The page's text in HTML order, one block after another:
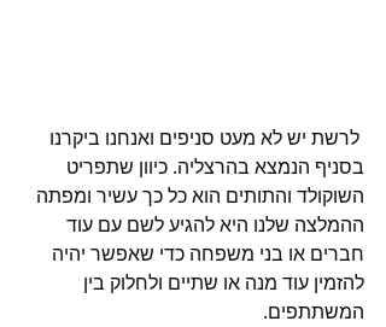
לרשת יש לא מעט סניפים ואנחנו ביקרנו
בסניף הנמצא בהרצליה. כיוון שתפריט
השוקולד והתותים הוא כל כך עשיר ומפתה
ההמלצה שלנו היא להגיע לשם עם עוד
חברים או בני משפחה כדי שאפשר יהיה
להזמין עוד מנה או שתיים ולחלוק בין
המשתתפים.